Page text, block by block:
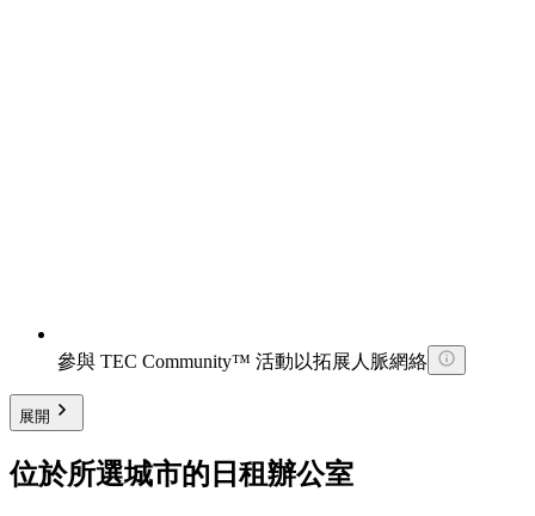
參與 TEC Community™ 活動以拓展人脈網絡
展開
位於所選城市的日租辦公室